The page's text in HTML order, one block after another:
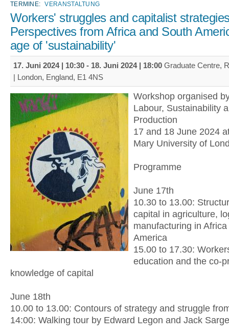
TERMINE: VERANSTALTUNG
Workers' struggles and capitalist
Perspectives from Africa and South
age of 'sustainability'
17. Juni 2024 | 10:30 - 18. Juni 2024 | 18:00 Graduate Centre,
| London, England, E1 4NS
Workshop organised
Labour, Sustainability
Production
17 and 18 June 2024
Mary University of
Programme
June 17th
10.30 to 13.00:
capital in agriculture,
manufacturing in
America
15.00 to 17.30:
education and the co-
knowledge of capital
June 18th
10.00 to 13.00: Contours of strategy and struggle
14:00: Walking tour by Edward Legon and Jack